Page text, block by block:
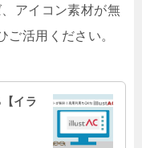
アイコン素材が無
ご活用ください。
イラ